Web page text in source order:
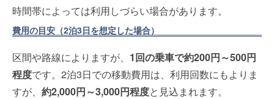
時間帯によっては利用しづらい場合があります。
費用の目安（2泊3日を想定した場合）
区間や路線によりますが、 1回の乗車で約200円～500円
程度です。2泊3日での移動費用は、利用回数にもよりま
すが、 約2,000円～3,000円程度と見込まれます。